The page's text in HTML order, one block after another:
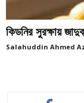
কিডনির সুরক্ষায়
Salahuddin Ahmed